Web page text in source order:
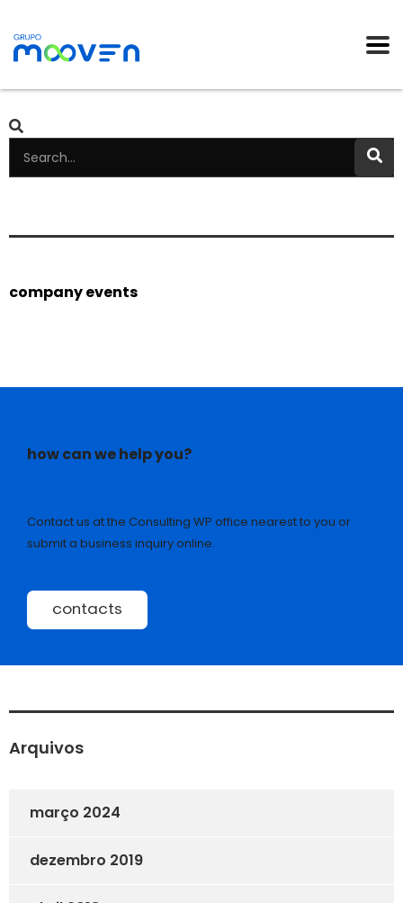
company events
how can we help you?
Contact us at the Consulting WP office nearest to you or
submit a business inquiry online.
contacts
Arquivos
março 2024
dezembro 2019